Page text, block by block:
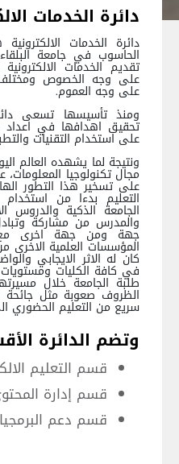
دائرة الخدمات
دائرة الخدمات
الحاسوب في جامعة
تقديم الخدمات
على وجه الخصوص
على وجه العموم.
ومنذ تأسيسها تسعى
تحقيق اهدافها في اعداد
على استخدام التقنيات
ونتيجة لما يشهده العالم
مجال تكنولوجيا المعلومات،
على تسخير هذا التطور
التعليم بدءا من
الجامعة الذكية والدروس
والمدرس من مشاركة
جهة ومن جهة اخرى مع
المؤسسات العلمية الاخرى
كان له الاثر الايجابي
في كافة الكليات
طلبة الجامعة خلال
الظروف صعوبة مثل جائحة
سريع من التعليم الحضوري
وتضم الدائرة
قسم التعليم
قسم إدارة
قسم دعم